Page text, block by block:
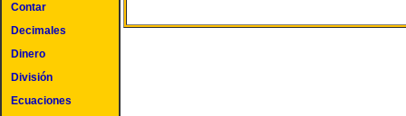
Contar
Decimales
Dinero
División
Ecuaciones